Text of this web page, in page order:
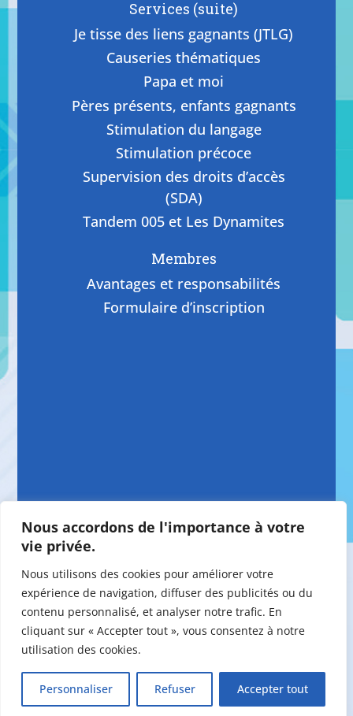
Nous accordons de l'importance à votre
vie privée.
Nous utilisons des cookies pour améliorer votre
expérience de navigation, diffuser des publicités ou du
contenu personnalisé, et analyser notre trafic. En
cliquant sur « Accepter tout », vous consentez à notre
utilisation des cookies.
Personnaliser Refuser Accepter tout
Services (suite)
Je tisse des liens gagnants (JTLG)
Causeries thématiques
Papa et moi
Pères présents, enfants gagnants
Stimulation du langage
Stimulation précoce
Supervision des droits d’accès
(SDA)
Tandem 005 et Les Dynamites
Membres
Avantages et responsabilités
Formulaire d’inscription
©2026 Maison de la Famille Vaudreuil-
Acxcom